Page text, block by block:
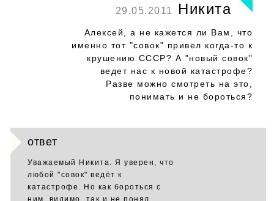
29.05.2011 Никита
Алексей, а не кажется ли Вам, что
именно тот "совок" привел когда-то к
крушению СССР? А "новый совок"
ведет нас к новой катастрофе?
Разве можно смотреть на это,
понимать и не бороться?
ответ
Уважаемый Никита. Я уверен, что
любой "совок" ведёт к
катастрофе. Но как бороться с
ним, видимо, так и не понял.